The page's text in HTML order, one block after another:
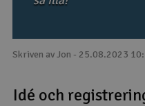
Modellbygg- och
Modelljärnväg
Skriven av Jon - 25.08.2023
Idé och